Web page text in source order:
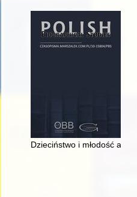
Dzieciństwo i młodość a